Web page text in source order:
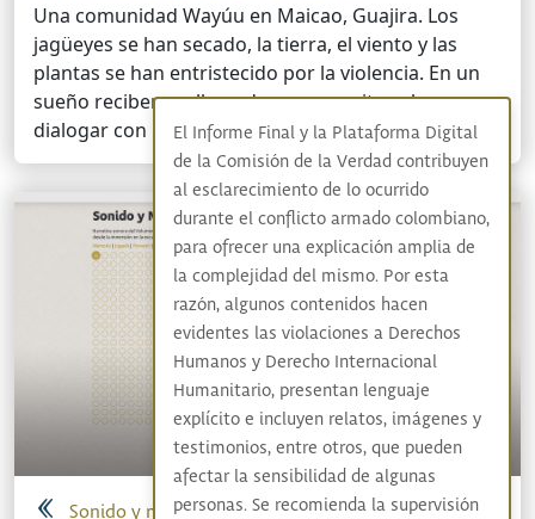
Una comunidad Wayúu en Maicao, Guajira. Los
jagüeyes se han secado, la tierra, el viento y las
plantas se han entristecido por la violencia. En un
sueño reciben un llamado que permite volver a
dialogar con los espíritus para que el agua regrese.
Sonido y memoria
El Informe Final y la Plataforma Digital
de la Comisión de la Verdad contribuyen
al esclarecimiento de lo ocurrido
durante el conflicto armado colombiano,
para ofrecer una explicación amplia de
la complejidad del mismo. Por esta
razón, algunos contenidos hacen
evidentes las violaciones a Derechos
Humanos y Derecho Internacional
Humanitario, presentan lenguaje
explícito e incluyen relatos, imágenes y
testimonios, entre otros, que pueden
afectar la sensibilidad de algunas
personas. Se recomienda la supervisión